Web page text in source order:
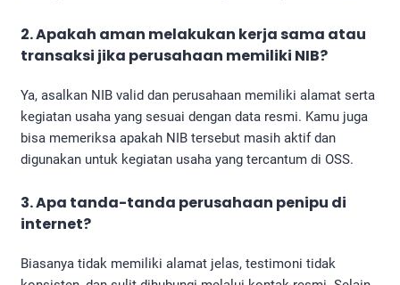
2. Apakah aman melakukan kerja sama atau
transaksi jika perusahaan memiliki NIB?
Ya, asalkan NIB valid dan perusahaan memiliki alamat serta
kegiatan usaha yang sesuai dengan data resmi. Kamu juga
bisa memeriksa apakah NIB tersebut masih aktif dan
digunakan untuk kegiatan usaha yang tercantum di OSS.
3. Apa tanda-tanda perusahaan penipu di
internet?
Biasanya tidak memiliki alamat jelas, testimoni tidak